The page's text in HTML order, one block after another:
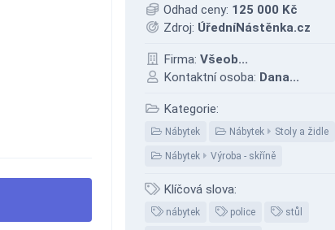
Odhad ceny: 125 000 Kč
Zdroj: ÚředníNástěnka.cz
Firma: Všeob...
Kontaktní osoba: Dana...
Kategorie:
Nábytek Nábytek Stoly a židle
Nábytek Výroba - skříně
Klíčová slova:
nábytek police stůl